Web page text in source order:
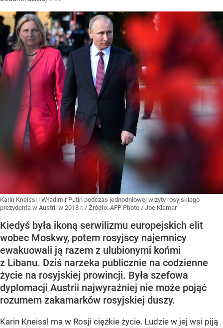
Karin Kneissl i Władimir Putin podczas jednodniowej wizyty rosyjskiego
prezydenta w Austrii w 2018 r. / Źródło: AFP Photo / Joe Klamar
Kiedyś była ikoną serwilizmu europejskich elit
wobec Moskwy, potem rosyjscy najemnicy
ewakuowali ją razem z ulubionymi końmi
z Libanu. Dziś narzeka publicznie na codzienne
życie na rosyjskiej prowincji. Była szefowa
dyplomacji Austrii najwyraźniej nie może pojąć
rozumem zakamarków rosyjskiej duszy.
Karin Kneissl ma w Rosji ciężkie życie. Ludzie w jej wsi piją